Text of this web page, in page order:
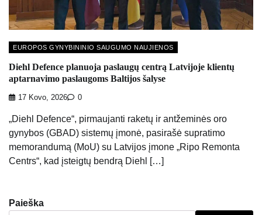
EUROPOS GYNYBININIO SAUGUMO NAUJIENOS
Diehl Defence planuoja paslaugų centrą Latvijoje klientų
aptarnavimo paslaugoms Baltijos šalyse
17 Kovo, 2026 0
„Diehl Defence“, pirmaujanti raketų ir antžeminės oro
gynybos (GBAD) sistemų įmonė, pasirašė supratimo
memorandumą (MoU) su Latvijos įmone „Ripo Remonta
Centrs“, kad įsteigtų bendrą Diehl […]
Paieška